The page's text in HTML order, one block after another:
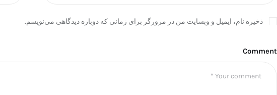
ذخیره نام، ایمیل و وبسایت من در مرورگر برای زمانی که دوباره دیدگاهی می‌نویسم.
Comment